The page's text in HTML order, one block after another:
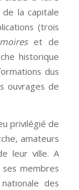
de la capitale
(trois
et de
historique
dus
ouvrages de
privilégié de
amateurs
leur ville. A
membres
des